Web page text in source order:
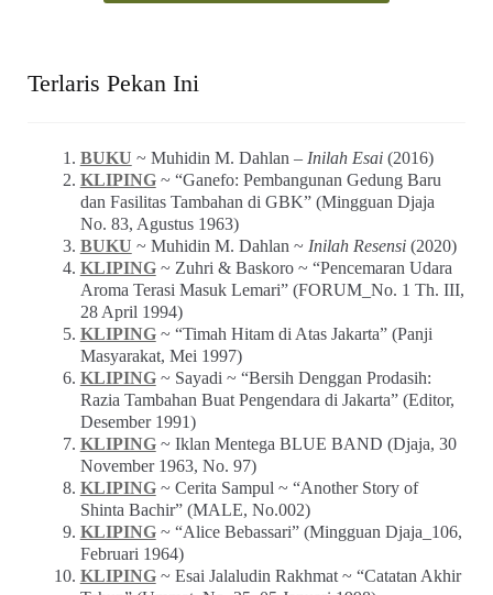
Terlaris Pekan Ini
BUKU ~ Muhidin M. Dahlan – Inilah Esai(2016)
KLIPING~ “Ganefo: Pembangunan Gedung Baru
dan Fasilitas Tambahan di GBK” (Mingguan Djaja
No. 83, Agustus 1963)
BUKU ~ Muhidin M. Dahlan ~ Inilah Resensi(2020)
KLIPING~ Zuhri & Baskoro ~ “Pencemaran Udara
Aroma Terasi Masuk Lemari” (FORUM_No. 1 Th. III,
28 April 1994)
KLIPING~ “Timah Hitam di Atas Jakarta” (Panji
Masyarakat, Mei 1997)
KLIPING~ Sayadi ~ “Bersih Denggan Prodasih:
Razia Tambahan Buat Pengendara di Jakarta” (Editor,
Desember 1991)
KLIPING~ Iklan Mentega BLUE BAND (Djaja, 30
November 1963, No. 97)
KLIPING~ Cerita Sampul ~ “Another Story of
Shinta Bachir” (MALE, No.002)
KLIPING~ “Alice Bebassari” (Mingguan Djaja_106,
Februari 1964)
KLIPING~ Esai Jalaludin Rakhmat ~ “Catatan Akhir